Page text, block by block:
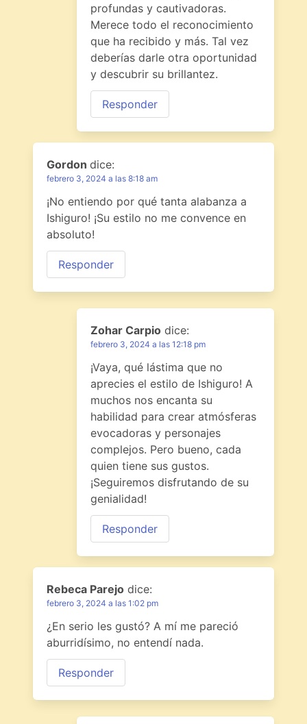
profundas y cautivadoras.
Merece todo el reconocimiento
que ha recibido y más. Tal vez
deberías darle otra oportunidad
y descubrir su brillantez.
Responder
Gordon dice:
febrero 3, 2024 a las 8:18 am
¡No entiendo por qué tanta alabanza a
Ishiguro! ¡Su estilo no me convence en
absoluto!
Responder
Zohar Carpio dice:
febrero 3, 2024 a las 12:18 pm
¡Vaya, qué lástima que no
aprecies el estilo de Ishiguro! A
muchos nos encanta su
habilidad para crear atmósferas
evocadoras y personajes
complejos. Pero bueno, cada
quien tiene sus gustos.
¡Seguiremos disfrutando de su
genialidad!
Responder
Rebeca Parejo dice:
febrero 3, 2024 a las 1:02 pm
¿En serio les gustó? A mí me pareció
aburridísimo, no entendí nada.
Responder